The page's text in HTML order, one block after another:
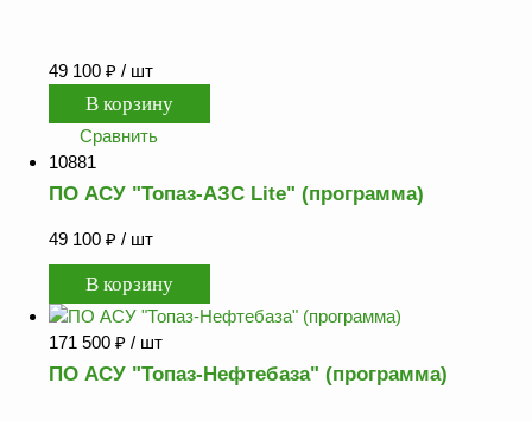
Услуги
Новости
Контакты
Распродажа
Как
сделать
Оплата
Доставка
49 100 ₽ / шт
Сравнить
10881
ПО АСУ "Топаз-АЗС Lite" (программа)
49 100 ₽ / шт
171 500 ₽ / шт
ПО АСУ "Топаз-Нефтебаза" (программа)